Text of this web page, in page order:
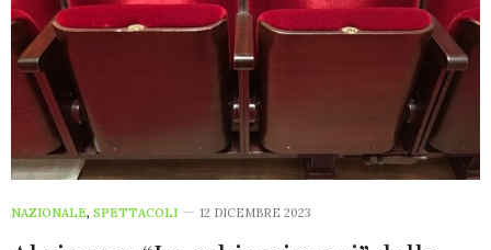
NAZIONALE, SPETTACOLI 12 DICEMBRE 2023